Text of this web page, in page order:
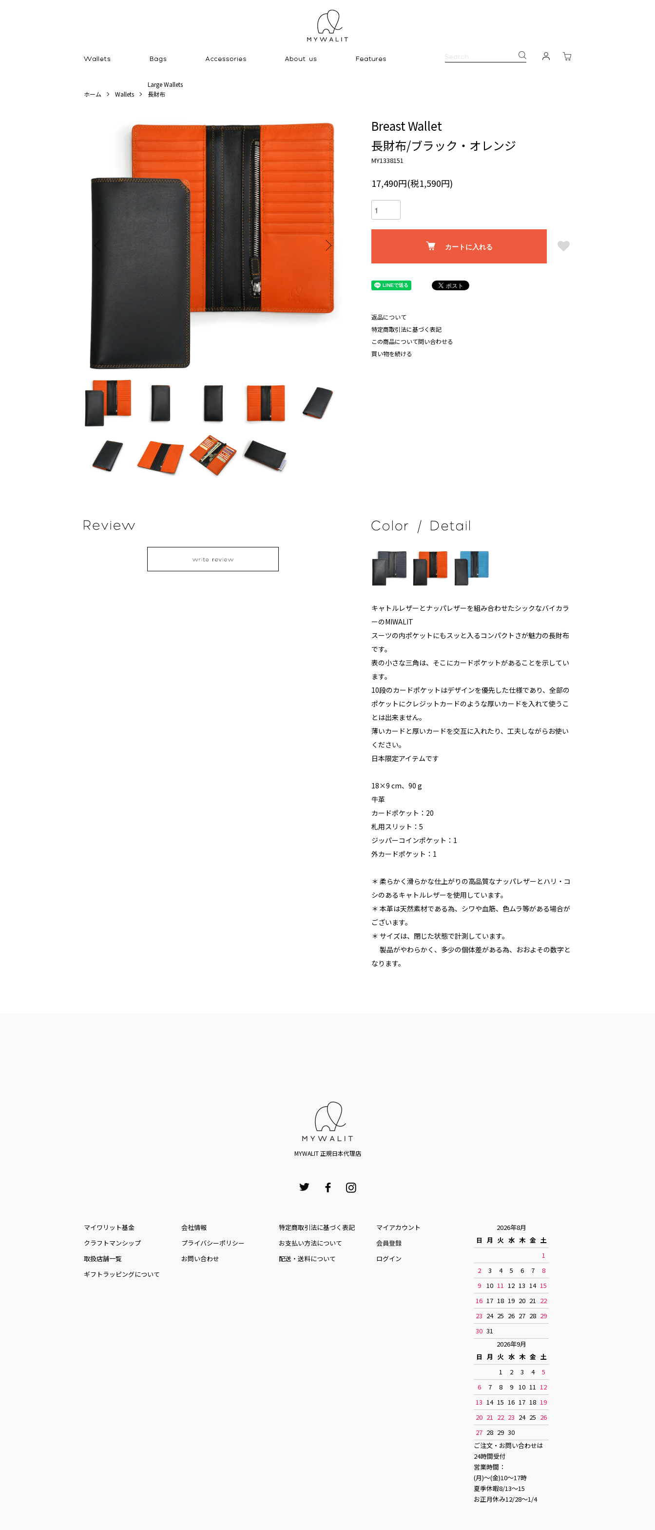
ホーム Wallets
Large Wallets
長財布
Breast Wallet
長財布/ブラック・オレンジ
MY1338151
17,490円(税1,590円)
カートに入れる
返品について
特定商取引法に基づく表記
この商品について問い合わせる
買い物を続ける
キャトルレザーとナッパレザーを組み合わせたシックなバイカラ
ーのMIWALIT
スーツの内ポケットにもスッと入るコンパクトさが魅力の長財布
です。
表の小さな三角は、そこにカードポケットがあることを示してい
ます。
10段のカードポケットはデザインを優先した仕様であり、全部の
ポケットにクレジットカードのような厚いカードを入れて使うこ
とは出来ません。
薄いカードと厚いカードを交互に入れたり、工夫しながらお使い
ください。
日本限定アイテムです
18×9 cm、90 g
牛革
カードポケット：20
札用スリット：5
ジッパーコインポケット：1
外カードポケット：1
＊ 柔らかく滑らかな仕上がりの高品質なナッパレザーとハリ・コ
シのあるキャトルレザーを使用しています。
＊ 本革は天然素材である為、シワや血筋、色ムラ等がある場合が
ございます。
＊ サイズは、閉じた状態で計測しています。
製品がやわらかく、多少の個体差がある為、おおよその数字と
なります。
MYWALIT 正規日本代理店
マイワリット基金
クラフトマンシップ
取扱店舗一覧
ギフトラッピングについて
会社情報
プライバシーポリシー
お問い合わせ
特定商取引法に基づく表記
お⽀払い⽅法について
配送・送料について
マイアカウント
会員登録
ログイン
2026年8月
日 月 火 水 木 金 土
1
2
3 4 5 6 7
8
9
10 11 12 13 14 15
16 17 18 19 20 21 22
23 24 25 26 27 28 29
30 31
2026年9月
日 月 火 水 木 金 土
1
2 3 4
5
6
7 8 9 10 11 12
13 14 15 16 17 18 19
20 21 22 23 24 25 26
27 28 29 30
ご注文・お問い合わせは
24時間受付
営業時間：
(月)〜(金)10〜17時
夏季休暇8/13〜15
お正月休み12/28〜1/4